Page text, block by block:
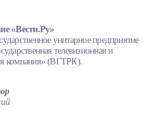
«Вести.Ру»
унитарное предприятие
телевизионная и
компания» (ВГТРК).